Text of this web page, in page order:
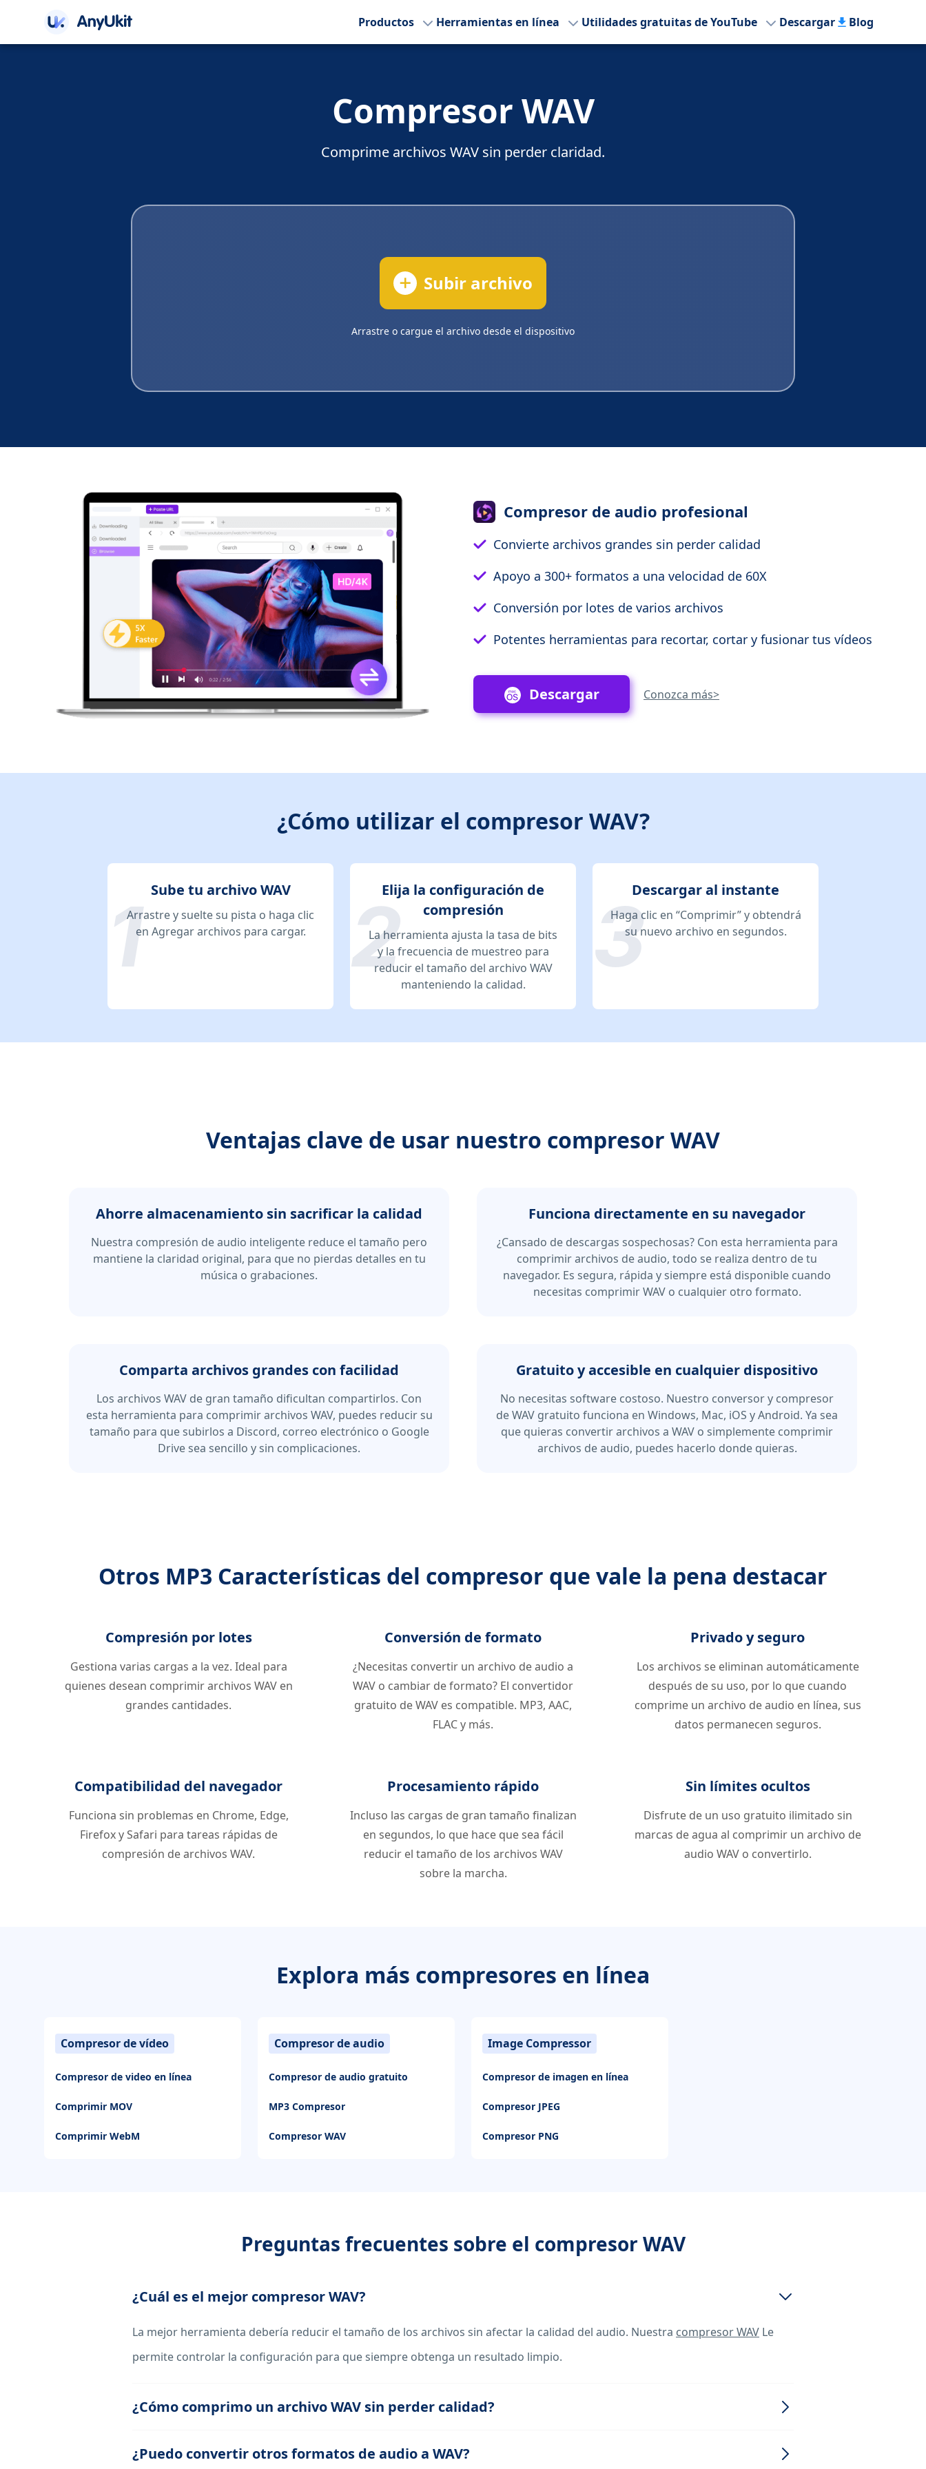
Productos Herramientas en línea Utilidades gratuitas de YouTube Descargar Blog
Compresor WAV
Comprime archivos WAV sin perder claridad.
Subir archivo
Arrastre o cargue el archivo desde el dispositivo
Compresor de audio profesional
Convierte archivos grandes sin perder calidad
Apoyo a 300+ formatos a una velocidad de 60X
Conversión por lotes de varios archivos
Potentes herramientas para recortar, cortar y fusionar tus vídeos
Descargar Conozca más>
¿Cómo utilizar el compresor WAV?
Sube tu archivo WAV
Arrastre y suelte su pista o haga clic
en Agregar archivos para cargar.
Elija la configuración de
compresión
La herramienta ajusta la tasa de bits
y la frecuencia de muestreo para
reducir el tamaño del archivo WAV
manteniendo la calidad.
Descargar al instante
Haga clic en “Comprimir” y obtendrá
su nuevo archivo en segundos.
Ventajas clave de usar nuestro compresor WAV
Ahorre almacenamiento sin sacrificar la calidad
Nuestra compresión de audio inteligente reduce el tamaño pero
mantiene la claridad original, para que no pierdas detalles en tu
música o grabaciones.
Funciona directamente en su navegador
¿Cansado de descargas sospechosas? Con esta herramienta para
comprimir archivos de audio, todo se realiza dentro de tu
navegador. Es segura, rápida y siempre está disponible cuando
necesitas comprimir WAV o cualquier otro formato.
Comparta archivos grandes con facilidad
Los archivos WAV de gran tamaño dificultan compartirlos. Con
esta herramienta para comprimir archivos WAV, puedes reducir su
tamaño para que subirlos a Discord, correo electrónico o Google
Drive sea sencillo y sin complicaciones.
Gratuito y accesible en cualquier dispositivo
No necesitas software costoso. Nuestro conversor y compresor
de WAV gratuito funciona en Windows, Mac, iOS y Android. Ya sea
que quieras convertir archivos a WAV o simplemente comprimir
archivos de audio, puedes hacerlo donde quieras.
Otros MP3 Características del compresor que vale la pena destacar
Compresión por lotes
Gestiona varias cargas a la vez. Ideal para
quienes desean comprimir archivos WAV en
grandes cantidades.
Conversión de formato
¿Necesitas convertir un archivo de audio a
WAV o cambiar de formato? El convertidor
gratuito de WAV es compatible. MP3, AAC,
FLAC y más.
Privado y seguro
Los archivos se eliminan automáticamente
después de su uso, por lo que cuando
comprime un archivo de audio en línea, sus
datos permanecen seguros.
Compatibilidad del navegador
Funciona sin problemas en Chrome, Edge,
Firefox y Safari para tareas rápidas de
compresión de archivos WAV.
Procesamiento rápido
Incluso las cargas de gran tamaño finalizan
en segundos, lo que hace que sea fácil
reducir el tamaño de los archivos WAV
sobre la marcha.
Sin límites ocultos
Disfrute de un uso gratuito ilimitado sin
marcas de agua al comprimir un archivo de
audio WAV o convertirlo.
Explora más compresores en línea
Compresor de vídeo
Compresor de video en línea
Comprimir MOV
Comprimir WebM
Compresor de audio
Compresor de audio gratuito
MP3 Compresor
Compresor WAV
Image Compressor
Compresor de imagen en línea
Compresor JPEG
Compresor PNG
Preguntas frecuentes sobre el compresor WAV
¿Cuál es el mejor compresor WAV?
La mejor herramienta debería reducir el tamaño de los archivos sin afectar la calidad del audio. Nuestra compresor WAV Le
permite controlar la configuración para que siempre obtenga un resultado limpio.
¿Cómo comprimo un archivo WAV sin perder calidad?
¿Puedo convertir otros formatos de audio a WAV?